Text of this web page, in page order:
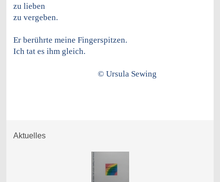
zu lieben
zu vergeben.
Er berührte meine Fingerspitzen.
Ich tat es ihm gleich.
© Ursula Sewing
Aktuelles